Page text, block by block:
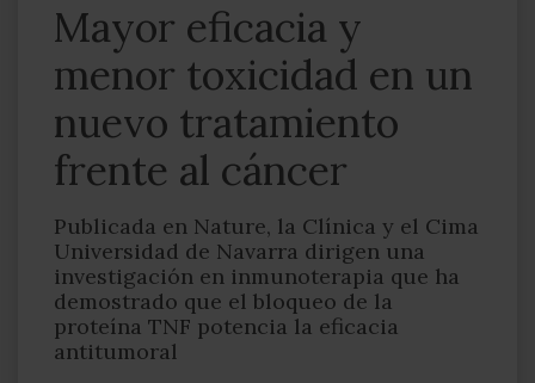
Mayor eficacia y
menor toxicidad en un
nuevo tratamiento
frente al cáncer
Publicada en Nature, la Clínica y el Cima
Universidad de Navarra dirigen una
investigación en inmunoterapia que ha
demostrado que el bloqueo de la
proteína TNF potencia la eficacia
antitumoral